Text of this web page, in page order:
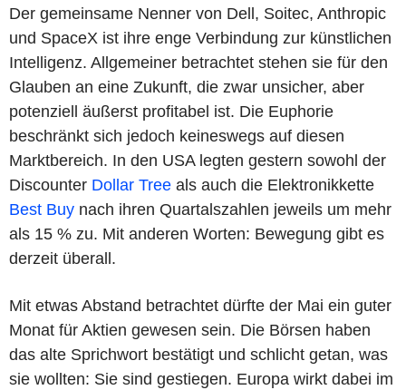
Der gemeinsame Nenner von Dell, Soitec, Anthropic
und SpaceX ist ihre enge Verbindung zur künstlichen
Intelligenz. Allgemeiner betrachtet stehen sie für den
Glauben an eine Zukunft, die zwar unsicher, aber
potenziell äußerst profitabel ist. Die Euphorie
beschränkt sich jedoch keineswegs auf diesen
Marktbereich. In den USA legten gestern sowohl der
Discounter Dollar Tree als auch die Elektronikkette
Best Buy nach ihren Quartalszahlen jeweils um mehr
als 15 % zu. Mit anderen Worten: Bewegung gibt es
derzeit überall.
Mit etwas Abstand betrachtet dürfte der Mai ein guter
Monat für Aktien gewesen sein. Die Börsen haben
das alte Sprichwort bestätigt und schlicht getan, was
sie wollten: Sie sind gestiegen. Europa wirkt dabei im